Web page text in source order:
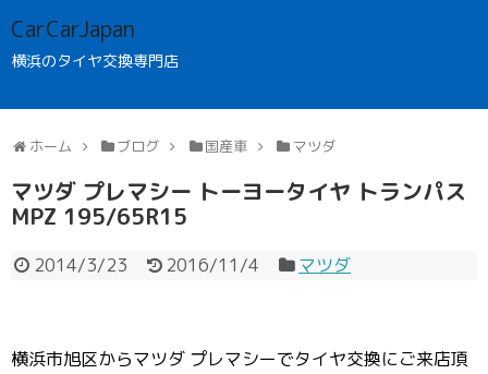
CarCarJapan
横浜のタイヤ交換専門店
ホーム ブログ 国産車 マツダ
マツダ プレマシー トーヨータイヤ トランパス
MPZ 195/65R15
2014/3/23 2016/11/4 マツダ
横浜市旭区からマツダ プレマシーでタイヤ交換にご来店頂